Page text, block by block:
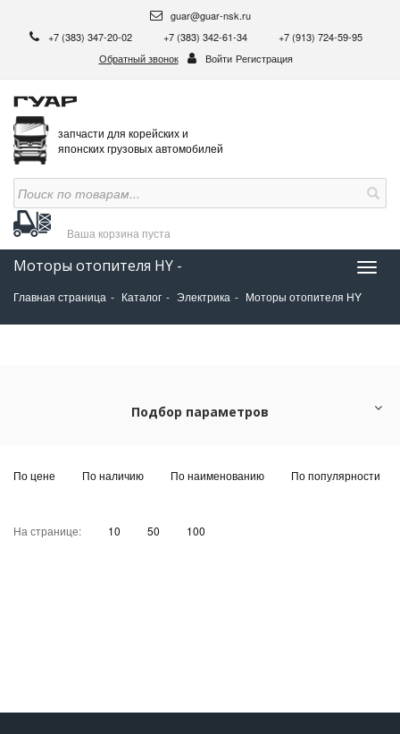
guar@guar-nsk.ru
+7 (383) 347-20-02
+7 (383) 342-61-34
+7 (913) 724-59-95
Обратный звонок
Войти Регистрация
запчасти для корейских и
японских грузовых автомобилей
Ваша корзина пуста
Моторы отопителя HY -
Главная страница Каталог Электрика Моторы отопителя HY
Подбор параметров
По цене По наличию По наименованию По популярности
На странице: 10 50 100